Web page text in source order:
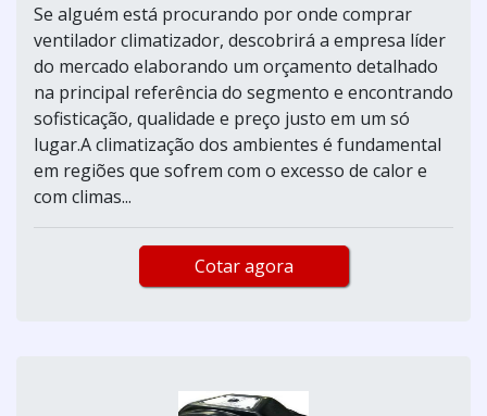
Se alguém está procurando por onde comprar
ventilador climatizador, descobrirá a empresa líder
do mercado elaborando um orçamento detalhado
na principal referência do segmento e encontrando
sofisticação, qualidade e preço justo em um só
lugar.A climatização dos ambientes é fundamental
em regiões que sofrem com o excesso de calor e
com climas...
Cotar agora